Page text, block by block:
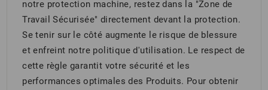
notre protection machine, restez dans la "Zone de
Travail Sécurisée" directement devant la protection.
Se tenir sur le côté augmente le risque de blessure
et enfreint notre politique d'utilisation. Le respect de
cette règle garantit votre sécurité et les
performances optimales des Produits. Pour obtenir